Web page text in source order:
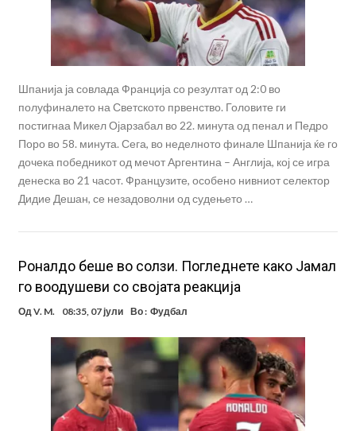
Шпанија ја совлада Франција со резултат од 2:0 во
полуфиналето на Светското првенство. Головите ги
постигнаа Микел Ојарзабал во 22. минута од пенал и Педро
Поро во 58. минута. Сега, во неделното финале Шпанија ќе го
дочека победникот од мечот Аргентина – Англија, кој се игра
денеска во 21 часот. Французите, особено нивниот селектор
Дидие Дешан, се незадоволни од судењето …
Роналдо беше во солзи. Погледнете како Јамал
го воодушеви со својата реакција
ОдV. M. 08:35, 07 јули Во : Фудбал